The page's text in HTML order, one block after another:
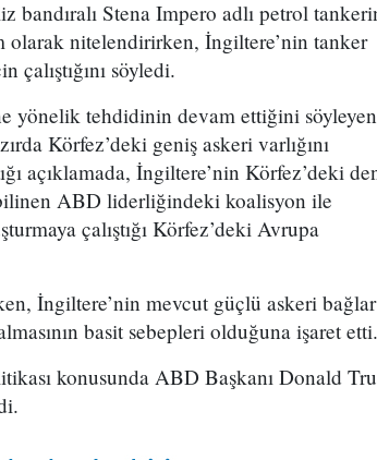
bandıralı Stena Impero adlı petrol
olarak nitelendirirken, İngiltere’nin tanker
çalıştığını söyledi.
yönelik tehdidinin devam ettiğini söyleyen
Körfez’deki geniş askeri varlığını
açıklamada, İngiltere’nin Körfez’deki
ABD liderliğindeki koalisyon ile
çalıştığı Körfez’deki Avrupa
İngiltere’nin mevcut güçlü askeri bağlar
basit sebepleri olduğuna işaret etti.
konusunda ABD Başkanı Donald